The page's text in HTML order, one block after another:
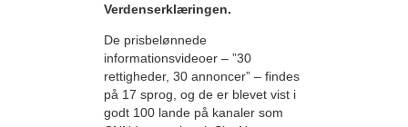
Verdenserklæringen.
De prisbelønnede
informationsvideoer – ”30
rettigheder, 30 annoncer” – findes
på 17 sprog, og de er blevet vist i
godt 100 lande på kanaler som